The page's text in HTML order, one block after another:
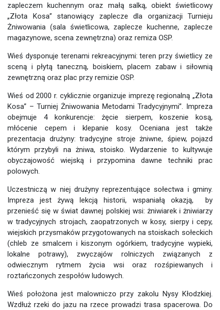
zapleczem kuchennym oraz małą salką, obiekt świetlicowy
„Złota Kosa” stanowiący zaplecze dla organizacji Turnieju
Żniwowania (sala świetlicowa, zaplecze kuchenne, zaplecze
magazynowe, scena zewnętrzna) oraz remiza OSP.
Wieś dysponuje terenami rekreacyjnymi: teren przy świetlicy ze
sceną i płytą taneczną, boiskiem, placem zabaw i siłownią
zewnętrzną oraz plac przy remizie OSP.
Wieś od 2000 r. cyklicznie organizuje imprezę regionalną „Złota
Kosa” – Turniej Żniwowania Metodami Tradycyjnymi”. Impreza
obejmuje 4 konkurencje: żęcie sierpem, koszenie kosą,
młócenie cepem i klepanie kosy. Oceniana jest także
prezentacja drużyny: tradycyjne stroje żniwne, śpiew, pojazd
którym przybyli na żniwa, stoisko. Wydarzenie to kultywuje
obyczajowość wiejską i przypomina dawne techniki prac
polowych.
Uczestniczą w niej drużyny reprezentujące sołectwa i gminy.
Impreza jest żywą lekcją historii, wspaniałą okazją, by
przenieść się w świat dawnej polskiej wsi: żniwiarek i żniwiarzy
w tradycyjnych strojach, zaopatrzonych w kosy, sierpy i cepy,
wiejskich przysmaków przygotowanych na stoiskach sołeckich
(chleb ze smalcem i kiszonym ogórkiem, tradycyjne wypieki,
lokalne potrawy), zwyczajów rolniczych związanych z
odwiecznym rytmem życia wsi oraz rozśpiewanych i
roztańczonych zespołów ludowych.
Wieś położona jest malowniczo przy zakolu Nysy Kłodzkiej.
Wzdłuż rzeki do jazu na rzece prowadzi trasa spacerowa. Do